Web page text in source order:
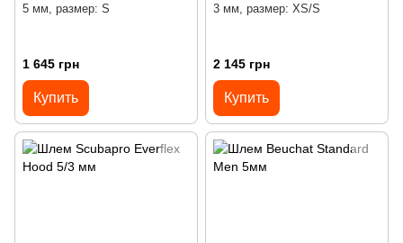
5 мм, размер: S
1 645 грн
Купить
3 мм, размер: XS/S
2 145 грн
Купить